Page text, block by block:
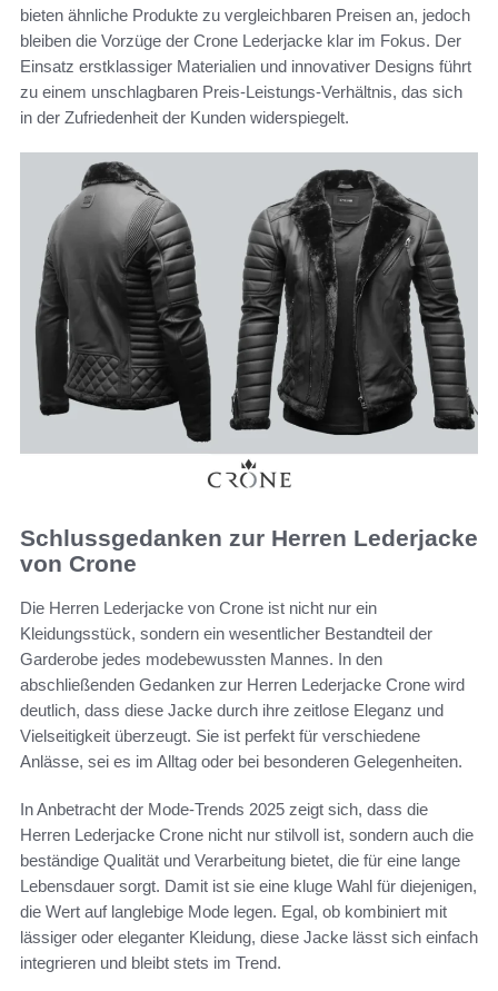
bieten ähnliche Produkte zu vergleichbaren Preisen an, jedoch
bleiben die Vorzüge der Crone Lederjacke klar im Fokus. Der
Einsatz erstklassiger Materialien und innovativer Designs führt
zu einem unschlagbaren Preis-Leistungs-Verhältnis, das sich
in der Zufriedenheit der Kunden widerspiegelt.
Schlussgedanken zur Herren Lederjacke
von Crone
Die Herren Lederjacke von Crone ist nicht nur ein
Kleidungsstück, sondern ein wesentlicher Bestandteil der
Garderobe jedes modebewussten Mannes. In den
abschließenden Gedanken zur Herren Lederjacke Crone wird
deutlich, dass diese Jacke durch ihre zeitlose Eleganz und
Vielseitigkeit überzeugt. Sie ist perfekt für verschiedene
Anlässe, sei es im Alltag oder bei besonderen Gelegenheiten.
In Anbetracht der Mode-Trends 2025 zeigt sich, dass die
Herren Lederjacke Crone nicht nur stilvoll ist, sondern auch die
beständige Qualität und Verarbeitung bietet, die für eine lange
Lebensdauer sorgt. Damit ist sie eine kluge Wahl für diejenigen,
die Wert auf langlebige Mode legen. Egal, ob kombiniert mit
lässiger oder eleganter Kleidung, diese Jacke lässt sich einfach
integrieren und bleibt stets im Trend.